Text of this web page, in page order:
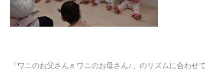
「ワニのお父さん♬ワニのお母さん♪」のリズムに合わせて